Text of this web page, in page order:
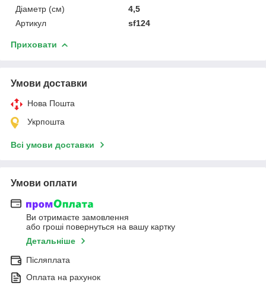
Діаметр (см)
4,5
Артикул
sf124
Приховати
Умови доставки
Нова Пошта
Укрпошта
Всі умови доставки
Умови оплати
Ви отримаєте замовлення
або гроші повернуться на вашу картку
Детальніше
Післяплата
Оплата на рахунок